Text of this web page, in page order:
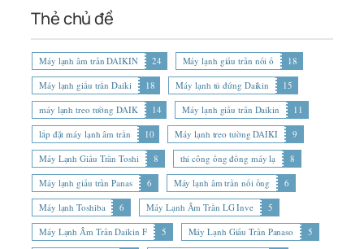
Thẻ chủ đề
Máy lạnh âm trần DAIKIN 24 Máy lạnh giấu trần nối ố
18
Máy lạnh giấu trần Daiki
18 Máy lạnh tủ đứng Daikin
15
máy lạnh treo tường DAIK
14 Máy lạnh giấu trần Daikin
11
lắp đặt máy lạnh âm trần
10 Máy lạnh treo tường DAIKI
9
Máy Lạnh Giấu Trần Toshi
8 thi công ống đồng máy lạ
8
Máy lạnh giấu trần Panas
6 Máy lạnh âm trần nối ống
6
Máy lạnh Toshiba
6 Máy Lạnh Âm Trần LG Inve
5
Máy Lạnh Âm Trần Daikin F
5 Máy Lạnh Giấu Trần Panaso
5